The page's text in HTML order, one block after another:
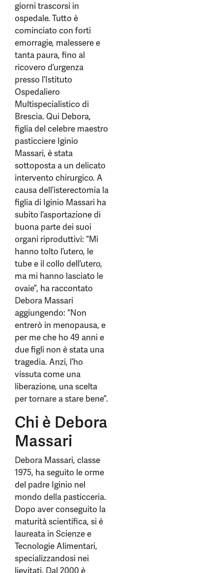
giorni trascorsi in
ospedale. Tutto è
cominciato con forti
emorragie, malessere e
tanta paura, fino al
ricovero d’urgenza
presso l’Istituto
Ospedaliero
Multispecialistico di
Brescia. Qui Debora,
figlia del celebre maestro
pasticciere Iginio
Massari, è stata
sottoposta a un delicato
intervento chirurgico. A
causa dell’isterectomia la
figlia di Iginio Massari ha
subito l’asportazione di
buona parte dei suoi
organi riproduttivi: “Mi
hanno tolto l’utero, le
tube e il collo dell’utero,
ma mi hanno lasciato le
ovaie”, ha raccontato
Debora Massari
aggiungendo: “Non
entrerò in menopausa, e
per me che ho 49 anni e
due figli non è stata una
tragedia. Anzi, l’ho
vissuta come una
liberazione, una scelta
per tornare a stare bene”.
Chi è Debora
Massari
Debora Massari, classe
1975, ha seguito le orme
del padre Iginio nel
mondo della pasticceria.
Dopo aver conseguito la
maturità scientifica, si è
laureata in Scienze e
Tecnologie Alimentari,
specializzandosi nei
lievitati. Dal 2000 è